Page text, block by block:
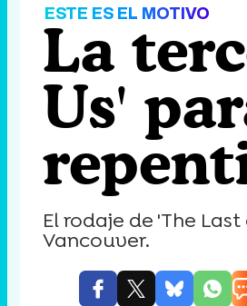
ESTE ES EL MOTIVO
La
Us'
El rodaje de 'The
Vancouver.